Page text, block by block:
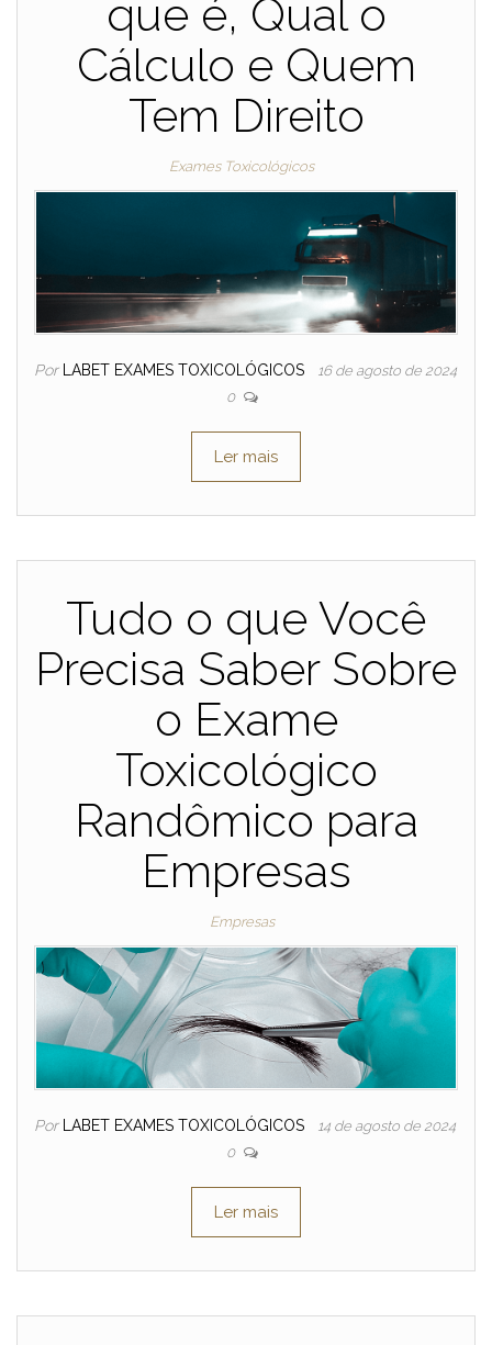
que é, Qual o
Cálculo e Quem
Tem Direito
Exames Toxicológicos
Por LABET EXAMES TOXICOLÓGICOS
16 de agosto de 2024
0
Ler mais
Tudo o que Você
Precisa Saber Sobre
o Exame
Toxicológico
Randômico para
Empresas
Empresas
Por LABET EXAMES TOXICOLÓGICOS
14 de agosto de 2024
0
Ler mais